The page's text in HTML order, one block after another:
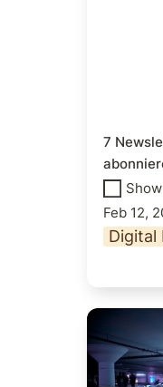
7
Feb 12,
Digital
Erste
zum